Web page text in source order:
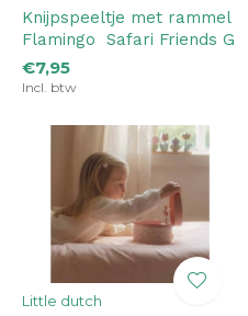
Knijpspeeltje met rammel
Flamingo ­ Safari Friends G
€7,95
Incl. btw
Little dutch